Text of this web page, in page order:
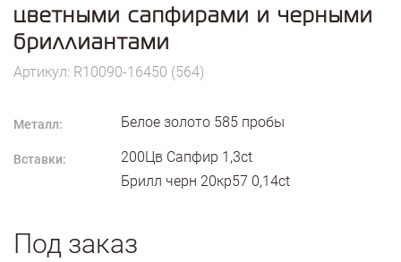
цветными сапфирами и черными
бриллиантами
Артикул: R10090-16450 (564)
Металл: Белое золото 585 пробы
Вставки:
200Цв Сапфир 1,3ct
Брилл черн 20кр57 0,14ct
Под заказ